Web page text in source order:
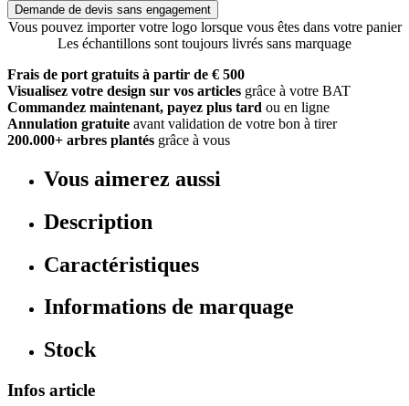
Demande de devis sans engagement
Vous pouvez importer votre logo lorsque vous êtes dans votre panier
Les échantillons sont toujours livrés sans marquage
Frais de port gratuits à partir de € 500
Visualisez votre design sur vos articles grâce à votre BAT
Commandez maintenant, payez plus tard ou en ligne
Annulation gratuite avant validation de votre bon à tirer
200.000+ arbres plantés grâce à vous
Vous aimerez aussi
Description
Caractéristiques
Informations de marquage
Stock
Infos article